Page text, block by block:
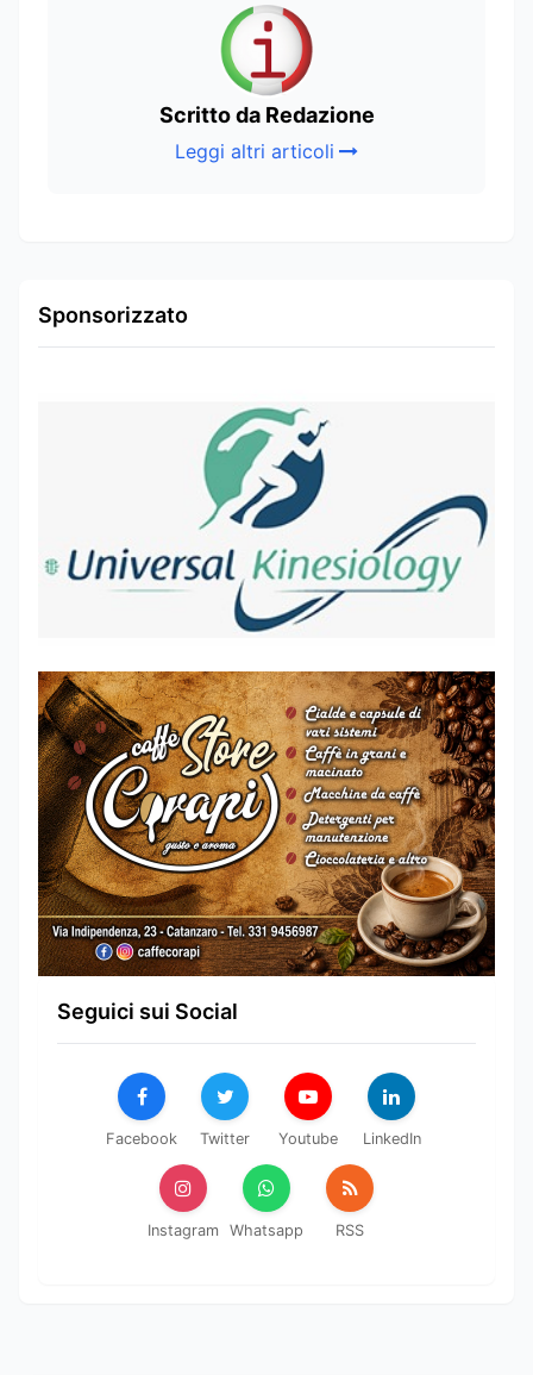
Scritto da Redazione
Leggi altri articoli
Sponsorizzato
Seguici sui Social
Facebook Twitter Youtube LinkedIn
Instagram Whatsapp RSS